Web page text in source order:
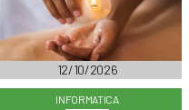
12/10/2026
INFORMATICA